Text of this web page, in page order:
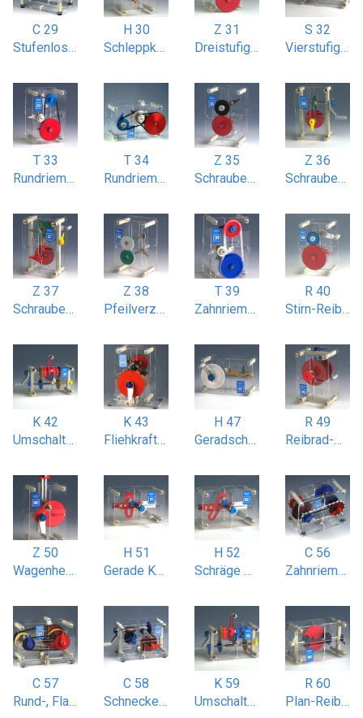
C 29
Stufenloses Flachriemengetriebe
H 30
Schleppkurbelgetriebe
Z 31
Dreistufiges Stirnradgetriebe
S 32
Vierstufiges Schaltgetriebe
T 33
Rundriemenantrieb mit Spannrolle
T 34
Rundriemenantrieb zweistufig
Z 35
Schraubenradgetriebe einstufig
Z 36
Schraubenradgetriebe einstufig mit 90° gekreuzten Wellen
Z 37
Schraubenradgetriebe zweistufig
Z 38
Pfeilverzahnungs-Getriebe
T 39
Zahnriemenantrieb mit Spannrad
R 40
Stirn-Reibradgetriebe
K 42
Umschalt-Zahnkupplung
K 43
Fliehkraftkupplung
H 47
Geradschubkurbel (nach James Watt)
R 49
Reibrad-Wendegetriebe
Z 50
Wagenheber
H 51
Gerade Kurbelschleife
H 52
Schräge Kurbelschleife 30 Grad
C 56
Zahnriemen-Ketten- und Kugelsaitenantrieb
C 57
Rund-, Flach- und Keilriemenantrieb
C 58
Schnecken-Kegel-Schraubenradgetriebe
K 59
Umschalt-Klauenkupplung
R 60
Plan-Reibradgetriebe